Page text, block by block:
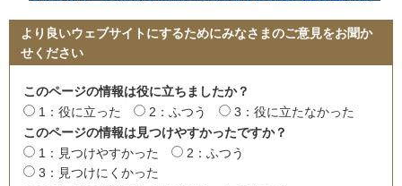
より良いウェブサイトにするためにみなさまのご意見をお聞か
せください
このページの情報は役に立ちましたか？
1：役に立った
2：ふつう
3：役に立たなかった
このページの情報は見つけやすかったですか？
1：見つけやすかった
2：ふつう
3：見つけにくかった